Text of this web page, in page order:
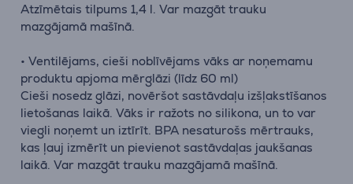
Atzīmētais tilpums 1,4 l. Var mazgāt trauku
mazgājamā mašīnā.
• Ventilējams, cieši noblīvējams vāks ar noņemamu
produktu apjoma mērglāzi (līdz 60 ml)
Cieši nosedz glāzi, novēršot sastāvdaļu izšļakstīšanos
lietošanas laikā. Vāks ir ražots no silikona, un to var
viegli noņemt un iztīrīt. BPA nesaturošs mērtrauks,
kas ļauj izmērīt un pievienot sastāvdaļas jaukšanas
laikā. Var mazgāt trauku mazgājamā mašīnā.